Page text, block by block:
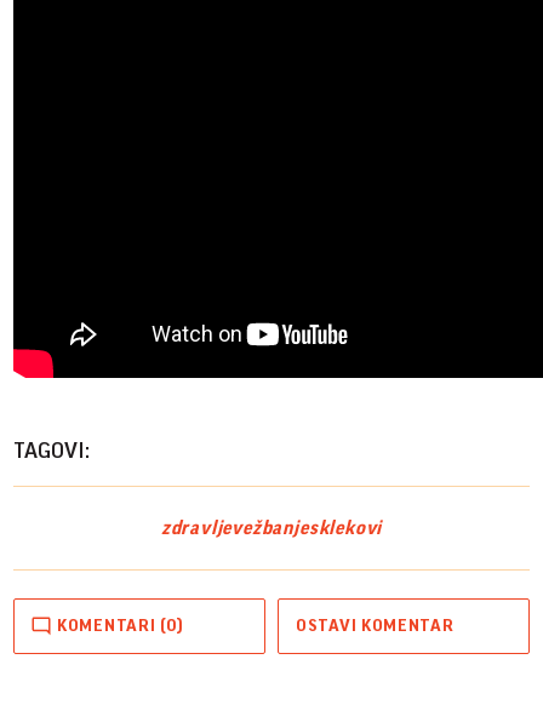
TAGOVI:
zdravljevežbanjesklekovi
KOMENTARI (0) OSTAVI KOMENTAR